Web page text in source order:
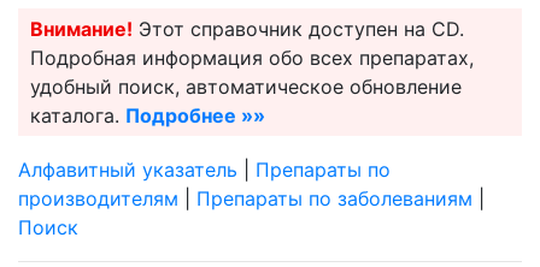
Внимание! Этот справочник доступен на CD.
Подробная информация обо всех препаратах,
удобный поиск, автоматическое обновление
каталога. Подробнее »»
Алфавитный указатель
Препараты по
производителям
Препараты по заболеваниям
Поиск